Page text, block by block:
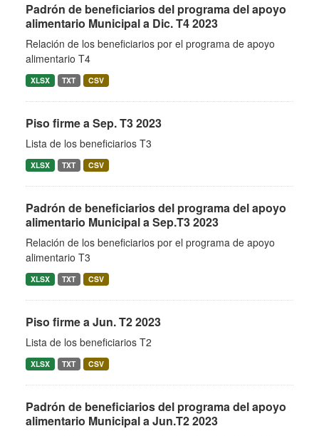
Padrón de beneficiarios del programa del apoyo
alimentario Municipal a Dic. T4 2023
Relación de los beneficiarios por el programa de apoyo
alimentario T4
XLSX TXT CSV
Piso firme a Sep. T3 2023
Lista de los beneficiarios T3
XLSX TXT CSV
Padrón de beneficiarios del programa del apoyo
alimentario Municipal a Sep.T3 2023
Relación de los beneficiarios por el programa de apoyo
alimentario T3
XLSX TXT CSV
Piso firme a Jun. T2 2023
Lista de los beneficiarios T2
XLSX TXT CSV
Padrón de beneficiarios del programa del apoyo
alimentario Municipal a Jun.T2 2023